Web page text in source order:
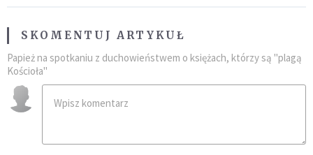
SKOMENTUJ ARTYKUŁ
Papież na spotkaniu z duchowieństwem o księżach, którzy są "plagą
Kościoła"